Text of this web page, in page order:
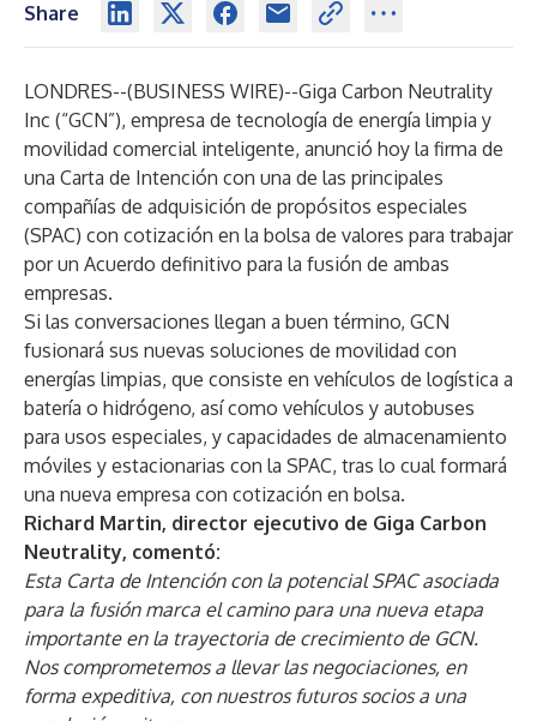
Share
LONDRES--(BUSINESS WIRE)--Giga Carbon Neutrality
Inc (“GCN”), empresa de tecnología de energía limpia y
movilidad comercial inteligente, anunció hoy la firma de
una Carta de Intención con una de las principales
compañías de adquisición de propósitos especiales
(SPAC) con cotización en la bolsa de valores para trabajar
por un Acuerdo definitivo para la fusión de ambas
empresas.
Si las conversaciones llegan a buen término, GCN
fusionará sus nuevas soluciones de movilidad con
energías limpias, que consiste en vehículos de logística a
batería o hidrógeno, así como vehículos y autobuses
para usos especiales, y capacidades de almacenamiento
móviles y estacionarias con la SPAC, tras lo cual formará
una nueva empresa con cotización en bolsa.
Richard Martin, director ejecutivo de Giga Carbon
Neutrality, comentó:
Esta Carta de Intención con la potencial SPAC asociada
para la fusión marca el camino para una nueva etapa
importante en la trayectoria de crecimiento de GCN.
Nos comprometemos a llevar las negociaciones, en
forma expeditiva, con nuestros futuros socios a una